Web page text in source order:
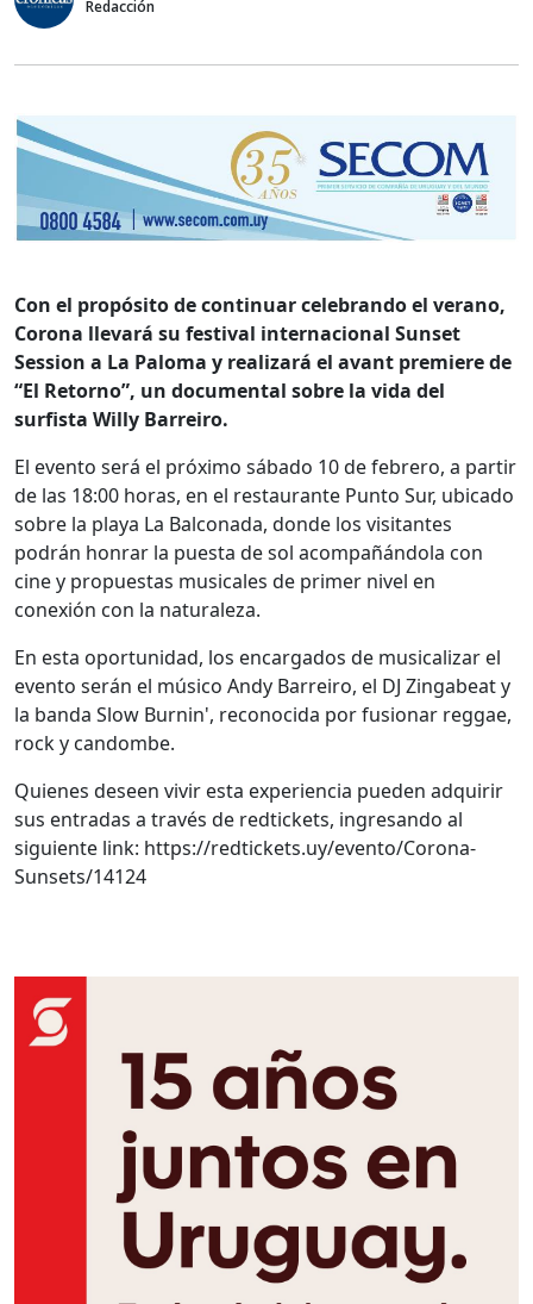
Redacción
Con el propósito de continuar celebrando el verano,
Corona llevará su festival internacional Sunset
Session a La Paloma y realizará el avant premiere de
“El Retorno”, un documental sobre la vida del
surfista Willy Barreiro.
El evento será el próximo sábado 10 de febrero, a partir
de las 18:00 horas, en el restaurante Punto Sur, ubicado
sobre la playa La Balconada, donde los visitantes
podrán honrar la puesta de sol acompañándola con
cine y propuestas musicales de primer nivel en
conexión con la naturaleza.
En esta oportunidad, los encargados de musicalizar el
evento serán el músico Andy Barreiro, el DJ Zingabeat y
la banda Slow Burnin', reconocida por fusionar reggae,
rock y candombe.
Quienes deseen vivir esta experiencia pueden adquirir
sus entradas a través de redtickets, ingresando al
siguiente link: https://redtickets.uy/evento/Corona-
Sunsets/14124